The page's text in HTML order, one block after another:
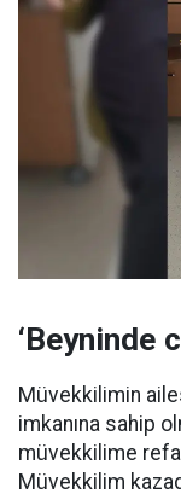
‘Beyninde
Müvekkilimin
imkanına sahip
müvekkilime
Müvekkilim